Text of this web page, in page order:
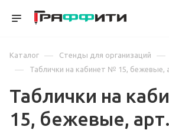
Каталог — Стенды для организаций —
— Таблички на кабинет № 15, бежевые,
Таблички на
15, бежевые,